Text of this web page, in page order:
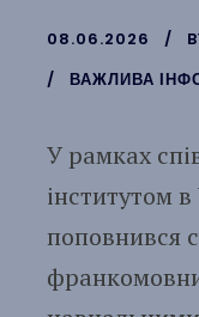
08.06.2026
ВАЖЛИВА
У рамках
інститутом
поповнився